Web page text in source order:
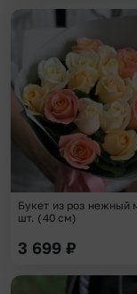
Букет из роз нежный
шт. (40 см)
3 699 ₽